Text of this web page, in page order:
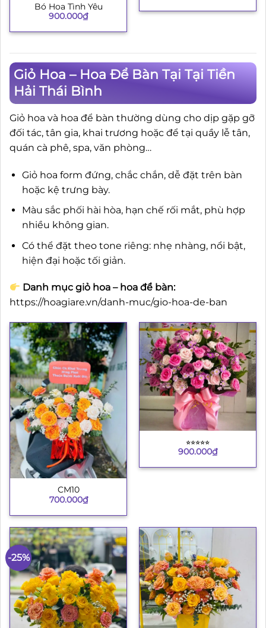
Bó Hoa Tình Yêu
900.000₫
Giỏ Hoa – Hoa Để Bàn Tại Tại Tiền
Hải Thái Bình
Giỏ hoa và hoa để bàn thường dùng cho dịp gặp gỡ
đối tác, tân gia, khai trương hoặc để tại quầy lễ tân,
quán cà phê, spa, văn phòng…
Giỏ hoa form đứng, chắc chắn, dễ đặt trên bàn
hoặc kệ trưng bày.
Màu sắc phối hài hòa, hạn chế rối mắt, phù hợp
nhiều không gian.
Có thể đặt theo tone riêng: nhẹ nhàng, nổi bật,
hiện đại hoặc tối giản.
Danh mục giỏ hoa – hoa để bàn:
https://hoagiare.vn/danh-muc/gio-hoa-de-ban
CM10
700.000₫
⭐︎⭐︎⭐︎⭐︎⭐︎
900.000₫
-25%